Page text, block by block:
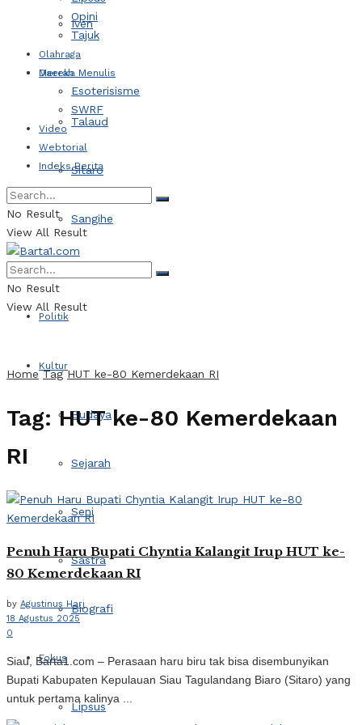
Iven
Daerah
Talaud
Sitaro
Sangihe
Politik
Kultur
Budaya
Sejarah
Seni
Sastra
Biografi
Fokus
Lipsus
Opini
Tajuk
Olahraga
Mereka Menulis
Esoterisisme
SWRF
Video
Webtorial
Indeks Berita
No Result
View All Result
No Result
View All Result
Home Tag HUT ke-80 Kemerdekaan RI
Tag:HUT ke-80 Kemerdekaan
RI
Penuh Haru Bupati Chyntia Kalangit Irup HUT ke-
80 Kemerdekaan RI
by Agustinus Hari
18 Agustus 2025
0
Siau, Barta1.com – Perasaan haru biru tak bisa disembunyikan
Bupati Kabupaten Kepulauan Siau Tagulandang Biaro (Sitaro) yang
untuk pertama kalinya ...